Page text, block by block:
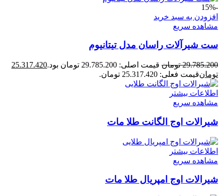
-15%
افزودن به سبد خرید
مشاهده سریع
ست شیرآلات راسان مدل تیتانیوم
29.785.200 تومان قیمت اصلی: 29.785.200 تومان بود.
25.317.420
تومانقیمت فعلی: 25.317.420 تومان.
اطلاعات بیشتر
مشاهده سریع
شیرالات اوج الگانت طلا مات
اطلاعات بیشتر
مشاهده سریع
شیرالات اوج امپریال طلا مات